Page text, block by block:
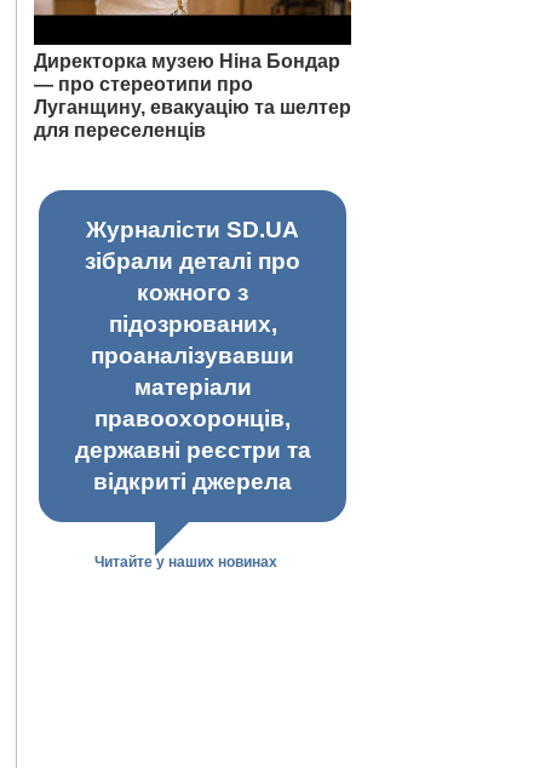
Директорка музею Ніна Бондар
— про стереотипи про
Луганщину, евакуацію та шелтер
для переселенців
Журналісти SD.UA
зібрали деталі про
кожного з
підозрюваних,
проаналізувавши
матеріали
правоохоронців,
державні реєстри та
відкриті джерела
Читайте у наших новинах